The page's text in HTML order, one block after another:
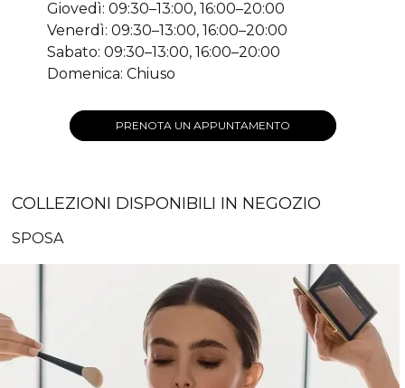
Giovedì: 09:30–13:00, 16:00–20:00
Venerdì: 09:30–13:00, 16:00–20:00
Sabato: 09:30–13:00, 16:00–20:00
Domenica: Chiuso
PRENOTA UN APPUNTAMENTO
COLLEZIONI DISPONIBILI IN NEGOZIO
SPOSA